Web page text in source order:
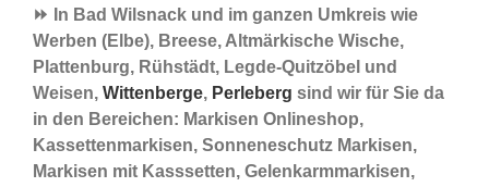
⏩ In Bad Wilsnack und im ganzen Umkreis wie
Werben (Elbe), Breese, Altmärkische Wische,
Plattenburg, Rühstädt, Legde-Quitzöbel und
Weisen, Wittenberge, Perleberg sind wir für Sie da
in den Bereichen: Markisen Onlineshop,
Kassettenmarkisen, Sonneneschutz Markisen,
Markisen mit Kasssetten, Gelenkarmmarkisen,